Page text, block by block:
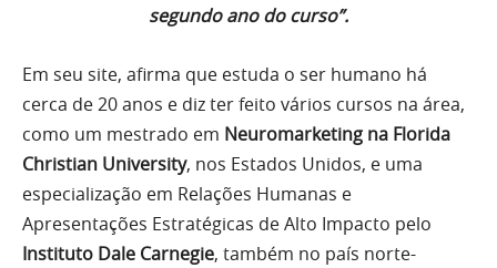
segundo ano do curso”.
Em seu site, afirma que estuda o ser humano há
cerca de 20 anos e diz ter feito vários cursos na área,
como um mestrado em Neuromarketing na Florida
Christian University, nos Estados Unidos, e uma
especialização em Relações Humanas e
Apresentações Estratégicas de Alto Impacto pelo
Instituto Dale Carnegie, também no país norte-